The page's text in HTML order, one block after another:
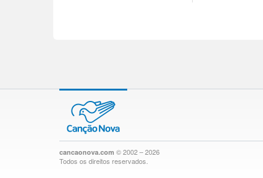
cancaonova.com © 2002 – 2026
Todos os direitos reservados.